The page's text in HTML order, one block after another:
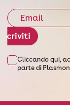
Iscriviti
Cliccando qui,
parte di